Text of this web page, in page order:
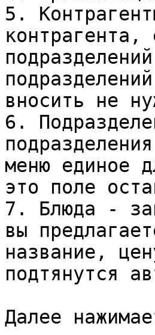
5.
вносить не
6.
меню единое
это поле
7. Блюда -
вы
название,
подтянутся
Далее